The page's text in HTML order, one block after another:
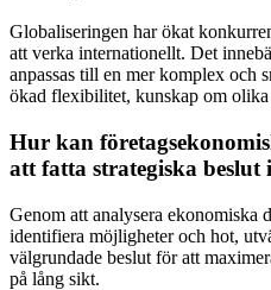
Globaliseringen har ökat
att verka internationellt. Det
anpassas till en mer komplex och
ökad flexibilitet, kunskap om
Hur kan
att fatta strategiska beslut
Genom att analysera ekonomiska
identifiera möjligheter och hot,
välgrundade beslut för att
på lång sikt.